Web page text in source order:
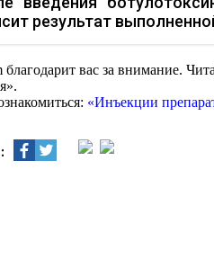
результат
благодарит вас за внимание.
«Инъекции